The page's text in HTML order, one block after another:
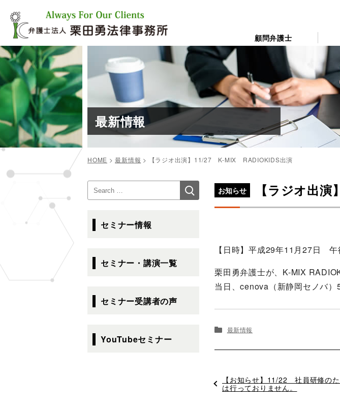
ツ
へ
ス
キ
プ
顧問弁護士
最新情報
HOME >最新情報 > 【ラジオ出演】11/27 K-MIX RADIOKIDS出演
お知らせ 【ラジオ出
【日時】平成29年11月27日 午
栗田勇弁護士が、K-MIX
当日、cenova（新静岡セノバ）
ゴ
リ
ー
最新情報
稿
ナ
ー
ョ
ン
過
去
【お知らせ】11/22 社員研修の
は行っておりません。
検
索:
検
索
セミナー情報
セミナー・講演一覧
セミナー受講者の声
YouTubeセミナー